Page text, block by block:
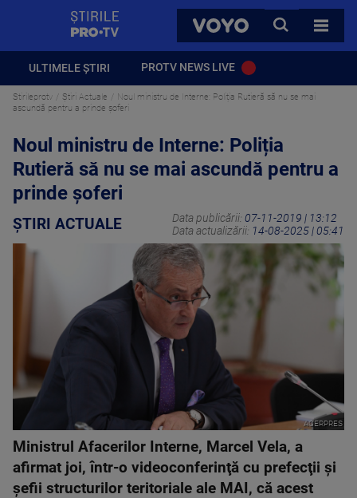
VOYO
CAUTA
TOATE
ULTIMELE ȘTIRI PROTV NEWS LIVE
Stirileprotv Știri Actuale
Noul ministru de Interne: Poliția Rutieră să nu se mai
ascundă pentru a prinde şoferi
Noul ministru de Interne: Poliția
Rutieră să nu se mai ascundă pentru a
prinde şoferi
ȘTIRI ACTUALE Data publicării: 07-11-2019 | 13:12
Data actualizării: 14-08-2025 | 05:41
AGERPRES
Ministrul Afacerilor Interne, Marcel Vela, a
afirmat joi, într-o videoconferinţă cu prefecţii şi
şefii structurilor teritoriale ale MAI, că acest